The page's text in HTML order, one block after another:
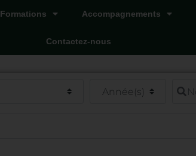
Formations Accompagnements
Contactez-nous